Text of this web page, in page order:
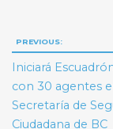
Navegación
de
entradas
PREVIOUS:
Iniciará
con 30 agentes
Secretaría de
Ciudadana de BC